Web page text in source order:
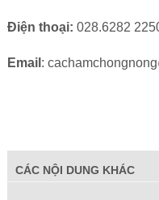
Điện thoại: 028.6282
Email :
CÁC NỘI DUNG KHÁC